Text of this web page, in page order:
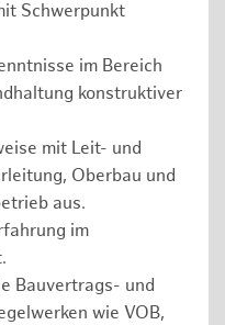
Schwerpunkt
im Bereich
konstruktiver
mit Leit- und
Oberbau und
aus.
im
Bauvertrags- und
wie VOB,